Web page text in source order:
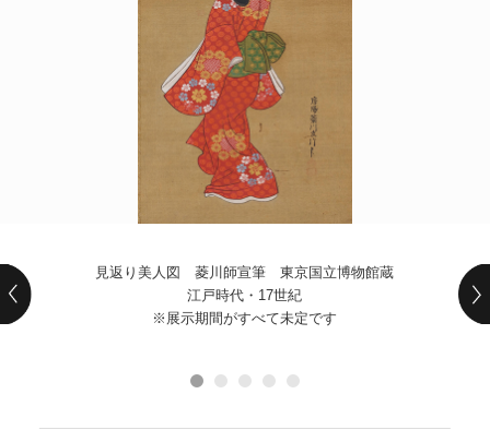
見返り美人図 菱川師宣筆 東京国立博物館蔵
江戸時代・17世紀
※展示期間がすべて未定です